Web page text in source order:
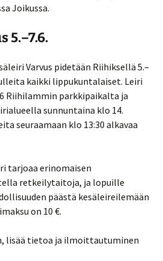
Joikussa.
5.–7.6.
Varvus pidetään Riihiksellä 5.–
kaikki lippukuntalaiset. Leiri
Riihilammin parkkipaikalta ja
sunnuntaina klo 14.
seuraamaan klo 13:30 alkavaa
tarjoaa erinomaisen
retkeilytaitoja, ja lopuille
päästä kesäleireilemään
on 10 €.
lisää tietoa ja ilmoittautuminen